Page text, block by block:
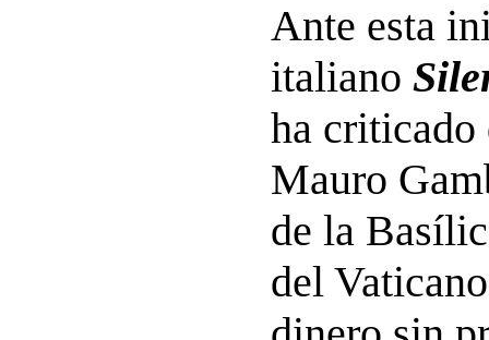
Ante esta
italiano
ha criticado
Mauro
de la
del